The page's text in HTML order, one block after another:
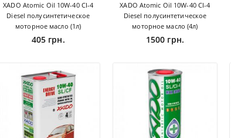
XADO Atomic Oil 10W-40 CI-4
Diesel полусинтетическое
моторное масло (1л)
405 грн.
XADO Atomic Oil 10W-40 CI-4
Diesel полусинтетическое
моторное масло (4л)
1500 грн.